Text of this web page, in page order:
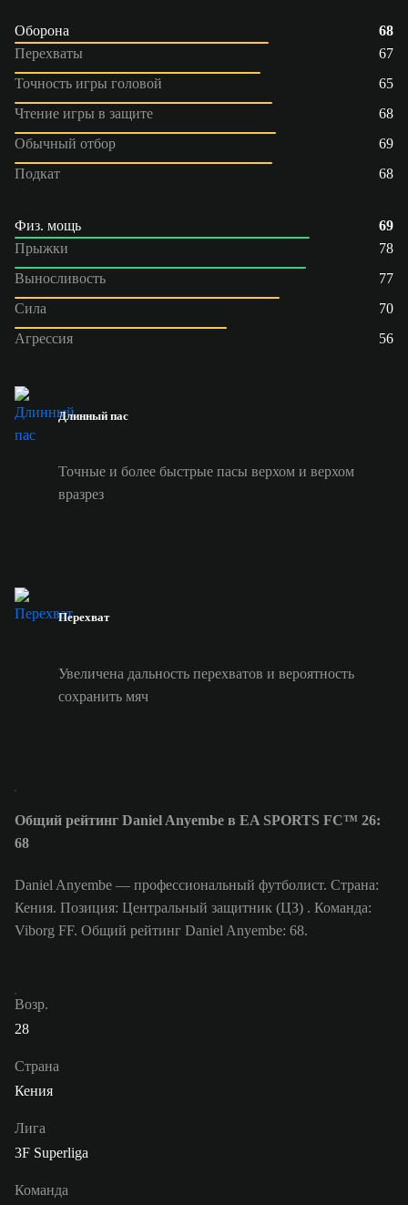
Оборона
68
Перехваты
67
Точность игры головой
65
Чтение игры в защите
68
Обычный отбор
69
Подкат
68
Физ. мощь
69
Прыжки
78
Выносливость
77
Сила
70
Агрессия
56
Длинный пас
Точные и более быстрые пасы верхом и верхом
вразрез
Перехват
Увеличена дальность перехватов и вероятность
сохранить мяч
Общий рейтинг Daniel Anyembe в EA SPORTS FC™ 26:
68
Daniel Anyembe — профессиональный футболист. Страна:
Кения. Позиция: Центральный защитник (ЦЗ) . Команда:
Viborg FF. Общий рейтинг Daniel Anyembe: 68.
Возр.
28
Страна
Кения
Лига
3F Superliga
Команда